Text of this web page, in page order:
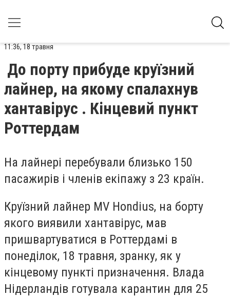
11:36, 18 травня
До порту прибуде круїзний
лайнер, на якому спалахнув
хантавірус . Кінцевий пункт
Роттердам
На лайнері перебували близько 150
пасажирів і членів екіпажу з 23 країн.
Круїзний лайнер MV Hondius, на борту
якого виявили хантавірус, мав
пришвартуватися в Роттердамі в
понеділок, 18 травня, зранку, як у
кінцевому пункті призначення. Влада
Нідерландів готувала карантин для 25